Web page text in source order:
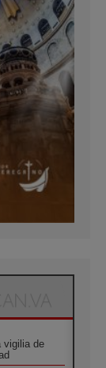
vigilia de